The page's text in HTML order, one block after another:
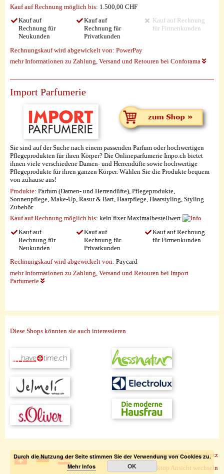
Kauf auf Rechnung möglich bis: 1.500,00 CHF
Kauf auf
Rechnung für
Neukunden
Kauf auf
Rechnung für
Privatkunden
Kauf auf Rechnung
für Firmenkunden
Rechnungskauf wird abgewickelt von: PowerPay
mehr Informationen zu Zahlung, Versand und Retouren bei Conforama
Import Parfumerie
Sie sind auf der Suche nach einem passenden Parfum oder hochwertigen
Pflegeprodukten für ihren Körper? Die Onlineparfumerie Impo.ch bietet
ihnen viele verschiedene Damen- und Herrendüfte sowie hochwertige
Pflegeprodukte für ihren ganzen Körper. Wählen Sie die Produkte bequem
von zuhause aus!
Produkte: Parfum (Damen- und Herrendüfte), Pflegeprodukte,
Sonnenpflege, Make-Up, Rasur & Bart, Haarpflege, Haarstyling, Styling
Zubehör
Kauf auf Rechnung möglich bis: kein fixer Maximalbestellwert
Kauf auf
Rechnung für
Neukunden
Kauf auf
Rechnung für
Privatkunden
Kauf auf Rechnung
für Firmenkunden
Rechnungskauf wird abgewickelt von: Paycard
mehr Informationen zu Zahlung, Versand und Retouren bei Import
Parfumerie
Diese Shops könnten sie auch interessieren
Impressum|Datenschutz
zur Desktop Ansicht wechseln
Durch die Nutzung der Seite stimmen Sie der Verwendung von Cookies zu.
Mehr Infos
OK